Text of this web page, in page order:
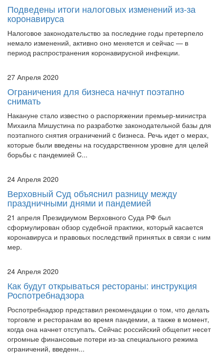
Подведены итоги налоговых изменений из-за
коронавируса
Налоговое законодательство за последние годы претерпело
немало изменений, активно оно меняется и сейчас — в
период распространения коронавирусной инфекции.
27 Апреля 2020
Ограничения для бизнеса начнут поэтапно
снимать
Накануне стало известно о распоряжении премьер-министра
Михаила Мишустина по разработке законодательной базы для
поэтапного снятия ограничений c бизнеса. Речь идет о мерах,
которые были введены на государственном уровне для целей
борьбы с пандемией C...
24 Апреля 2020
Верховный Суд объяснил разницу между
праздничными днями и пандемией
21 апреля Президиумом Верховного Суда РФ был
сформулирован обзор судебной практики, который касается
коронавируса и правовых последствий принятых в связи с ним
мер.
24 Апреля 2020
Как будут открываться рестораны: инструкция
Роспотребнадзора
Роспотребнадзор представил рекомендации о том, что делать
торговле и ресторанам во время пандемии, а также в момент,
когда она начнет отступать. Сейчас российский общепит несет
огромные финансовые потери из-за специального режима
ограничений, введенн...